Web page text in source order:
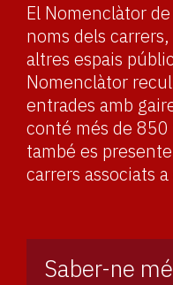
El Nomenclàtor
noms dels
altres espais
Nomenclàtor
entrades amb
conté més de
també es
carrers associats
Saber-ne